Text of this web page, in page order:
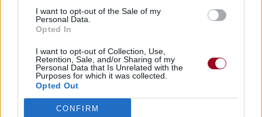
I want to opt-out of the Sale of my
Personal Data.
Opted In
I want to opt-out of Collection, Use,
Retention, Sale, and/or Sharing of my
Personal Data that Is Unrelated with the
Purposes for which it was collected.
Opted Out
CONFIRM
octobre 2022 à 6h39.
Albums : Tunes of War
Paroles + Traduction